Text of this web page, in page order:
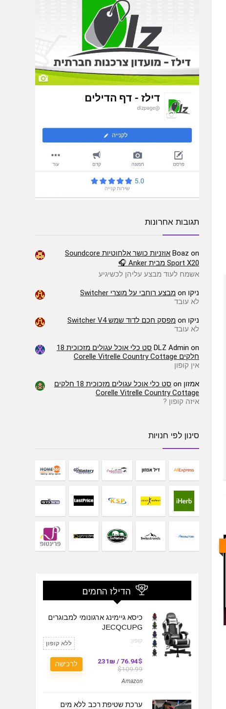
תגובות אחרונות
Boaz on
אוזניות כושר אלחוטיות Soundcore
Sport X20 מבית Anker 🎧
אשמח לעוד מבצע עליהן לכשיגיע
ניקו on מבצע רוחבי על מוצרי Switcher
לא עובד
ניקו on מפסק חכם לדוד שמש Switcher V4
לא עובד
DLZ Admin on
סט כלי אוכל עגולים מזכוכית 18
חלקים Corelle Vitrelle Country Cottage
אין קופון
אמזון on
סט כלי אוכל עגולים מזכוכית 18 חלקים
Corelle Vitrelle Country Cottage
איזה קופון ?
סינון לפי חנויות
הדילז החמים
כיסא גיימינג ארגונומי למבוגרים
JECQCUPG
קופון: ללא קופון
76.94$ / 231₪
$109.99
Amazon
לרכישה
ערכת שטיפת רכב ללא מים